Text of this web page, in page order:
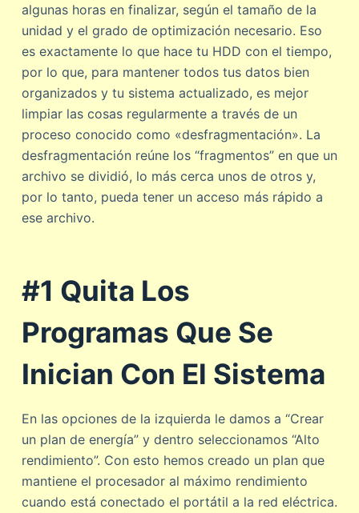
algunas horas en finalizar, según el tamaño de la
unidad y el grado de optimización necesario. Eso
es exactamente lo que hace tu HDD con el tiempo,
por lo que, para mantener todos tus datos bien
organizados y tu sistema actualizado, es mejor
limpiar las cosas regularmente a través de un
proceso conocido como «desfragmentación». La
desfragmentación reúne los “fragmentos” en que un
archivo se dividió, lo más cerca unos de otros y,
por lo tanto, pueda tener un acceso más rápido a
ese archivo.
#1 Quita Los
Programas Que Se
Inician Con El Sistema
En las opciones de la izquierda le damos a “Crear
un plan de energía” y dentro seleccionamos “Alto
rendimiento”. Con esto hemos creado un plan que
mantiene el procesador al máximo rendimiento
cuando está conectado el portátil a la red eléctrica.